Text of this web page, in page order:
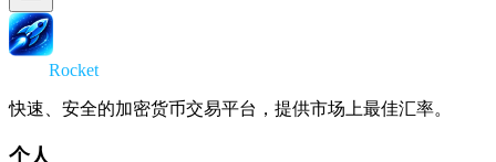
Rocket
快速、安全的加密货币交易平台，提供市场上最佳汇率。
个人